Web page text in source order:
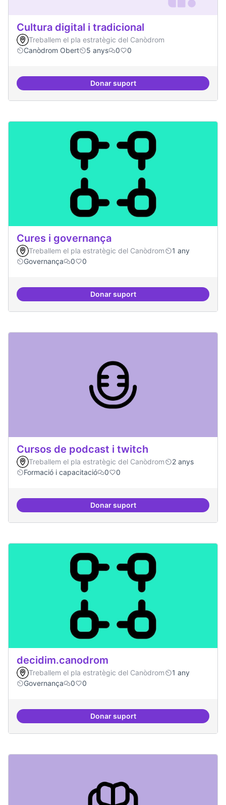
Cultura digital i tradicional
Treballem el pla estratègic del Canòdrom
Canòdrom Obert
5 anys 0 0
Donar suportCultura digital i tradicional
Cures i governança
Treballem el pla estratègic del Canòdrom
1 any
Governança
0 0
Donar suportCures i governança
Cursos de podcast i twitch
Treballem el pla estratègic del Canòdrom
2 anys
Formació i capacitació
0 0
Donar suportCursos de podcast i twitch
decidim.canodrom
Treballem el pla estratègic del Canòdrom
1 any
Governança
0 0
Donar suportdecidim.canodrom